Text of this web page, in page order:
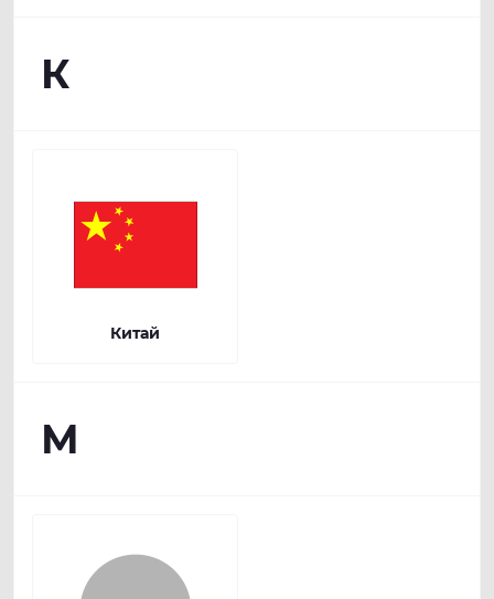
К
Китай
М